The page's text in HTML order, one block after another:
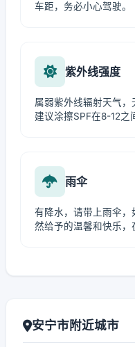
车距，务必小心驾驶。
紫外线强度
属弱紫外线辐射天气，
建议涂擦SPF在8-12之
雨伞
有降水，请带上雨伞，
然给予的温馨和快乐，
安宁市附近城市